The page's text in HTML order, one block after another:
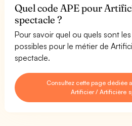
Quel code APE pour
spectacle ?
Pour savoir quel ou quels sont
possibles pour le métier de
spectacle.
Consultez cette page dédiée
Artificier / Artificière